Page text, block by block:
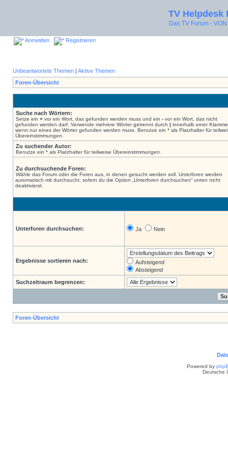
TV Helpdesk
Das TV Forum -
Anmelden Registrieren
Unbeantwortete Themen | Aktive Themen
Foren-Übersicht
Suche nach Wörtern:
Setze ein + vor ein Wort, das gefunden werden muss und ein - vor ein Wort, das nicht
gefunden werden darf. Verwende mehrere Wörter getrennt durch | innerhalb einer
wenn nur eines der Wörter gefunden werden muss. Benutze ein * als Platzhalter für
Übereinstimmungen.
Zu suchender Autor:
Benutze ein * als Platzhalter für teilweise Übereinstimmungen.
Zu durchsuchende Foren:
Wähle das Forum oder die Foren aus, in denen gesucht werden soll. Unterforen werden
automatisch mit durchsucht, sofern du die Option „Unterforen durchsuchen“ unten nicht
deaktivierst.
Unterforen durchsuchen: Ja Nein
Ergebnisse sortieren nach:
Aufsteigend
Absteigend
Suchzeitraum begrenzen:
Foren-Übersicht
Powered by
Deutsche